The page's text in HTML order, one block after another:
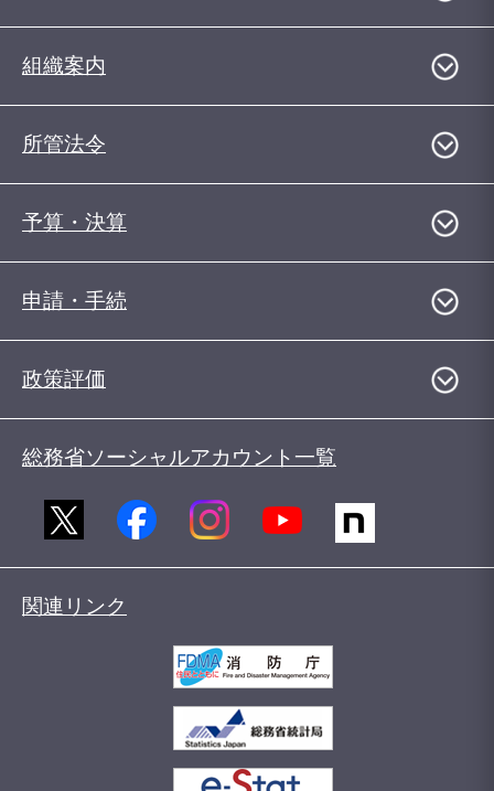
組織案内
所管法令
予算・決算
申請・手続
政策評価
総務省ソーシャルアカウント一覧
関連リンク